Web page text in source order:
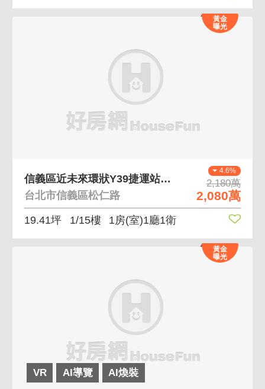
黃金
曝光
4.6%
2,180萬
2,080萬
信義區近未來環狀Y39捷運站挑高華店18A107
台北市信義區松仁路
19.41坪 1/15樓 1房(室)1廳1衛
VR AI導覽 AI煥裝
黃金
曝光